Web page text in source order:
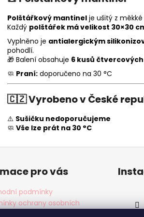
Polštářkový mantinel je ušitý z měkké
Každý polštářek má velikost 30×30
Vyplněno je antialergickým
pohodlí.
🎁 Balení obsahuje 6 kusů
🧼 Praní: doporučeno na 30 °C
🇨🇿Vyrobeno v České
⚠️ Sušičku nedoporučujeme
🧼 Vše lze prát na 30 °C
pro vás
podmínky
ochrany osobních